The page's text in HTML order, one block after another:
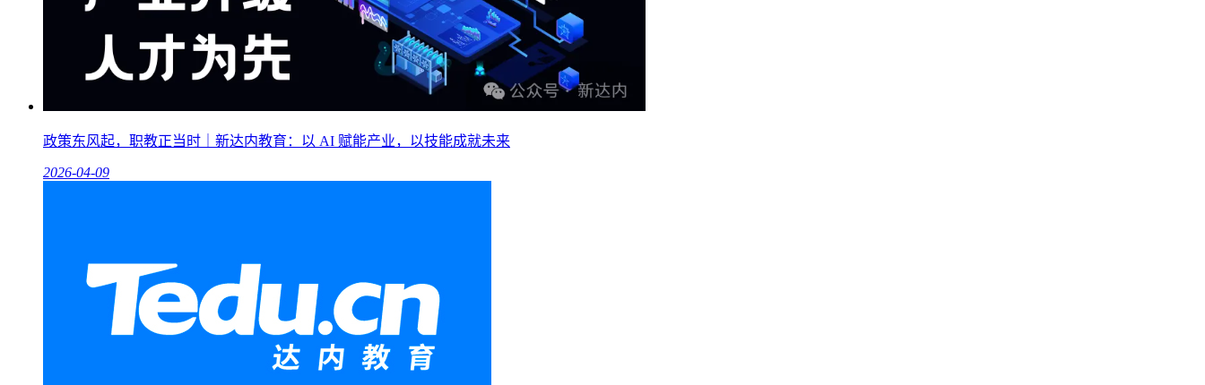
政策东风起，职教正当时｜新达内教育：以 AI 赋能产业，以技能成就未来
2026-04-09